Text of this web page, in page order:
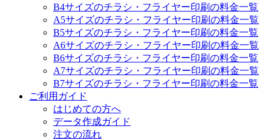
B4サイズのチラシ・フライヤー印刷の料金一覧
A5サイズのチラシ・フライヤー印刷の料金一覧
B5サイズのチラシ・フライヤー印刷の料金一覧
A6サイズのチラシ・フライヤー印刷の料金一覧
B6サイズのチラシ・フライヤー印刷の料金一覧
A7サイズのチラシ・フライヤー印刷の料金一覧
B7サイズのチラシ・フライヤー印刷の料金一覧
ご利用ガイド
はじめての方へ
データ作成ガイド
注文の流れ